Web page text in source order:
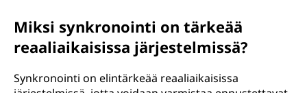
Miksi synkronointi on tärkeää
reaaliaikaisissa järjestelmissä?
Synkronointi on elintärkeää reaaliaikaisissa